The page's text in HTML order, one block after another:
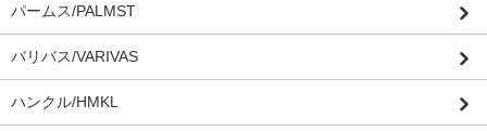
パームス/PALMST
バリバス/VARIVAS
ハンクル/HMKL